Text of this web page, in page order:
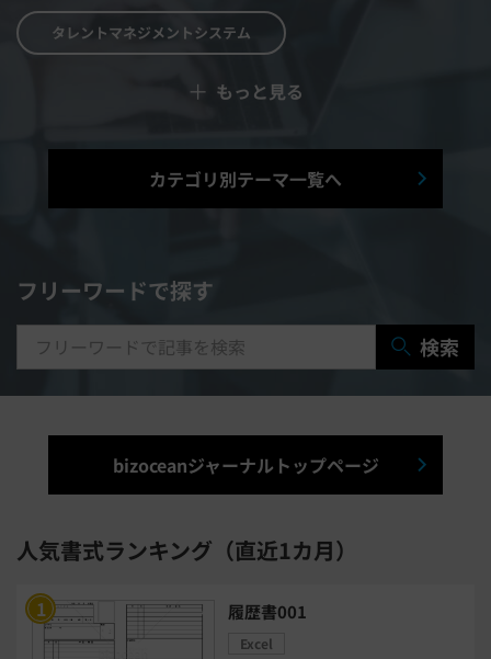
タレントマネジメントシステム
Web面接システム
シフト管理システム
契約書レビューシステム
研修システム 受付システム
出張管理システム 賃貸管理システム
入退室管理システム 福利厚生システム
チャットボットツール
＋ もっと見る
カテゴリ別テーマ一覧へ
フリーワードで探す
検索
bizoceanジャーナルトップページ
人気書式ランキング（直近1カ月）
履歴書001
Excel